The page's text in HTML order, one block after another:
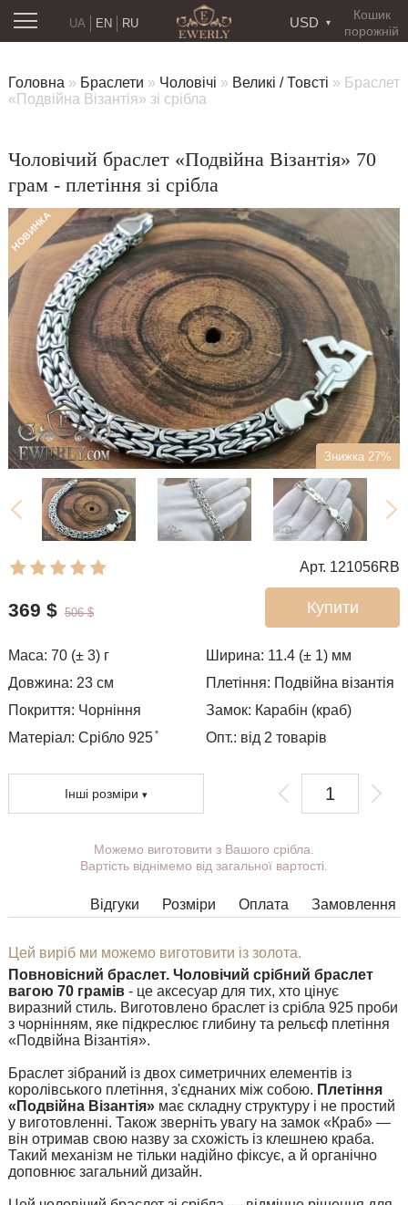
Кошик
порожній
USD
RU
UA EN
Головна » Браслети » Чоловічі » Великі / Товсті » Браслет
«Подвійна Візантія» зі срібла
Чоловічий браслет «Подвійна Візантія» 70
грам - плетіння зі срібла
НОВИНКА
Знижка 27%
Арт. 121056RB
Купити
369 $ 506 $
Маса: 70 (± 3) г Ширина: 11.4 (± 1) мм
Довжина: 23 см Плетіння: Подвійна візантія
Покриття: Чорніння Замок: Карабін (краб)
Матеріал: Срібло 925 ̊
Опт.: від 2 товарів
Інші розміри
Ви можете вибрати покриття,
масу, довжину, ширину, замок.
ширини, довжини і маси не можна
зв'яжуться з Вами.
Можемо виготовити з Вашого срібла.
Вартість віднімемо від загальної вартості.
Відгуки Замовлення
Оплата
Розміри
Цей виріб ми можемо виготовити із золота.
Повновісний браслет. Чоловічий срібний браслет
вагою 70 грамів - це аксесуар для тих, хто цінує
виразний стиль. Виготовлено браслет із срібла 925 проби
з чорнінням, яке підкреслює глибину та рельєф плетіння
«Подвійна Візантія».
Браслет зібраний із двох симетричних елементів із
королівського плетіння, з'єднаних між собою. Плетіння
«Подвійна Візантія» має складну структуру і не простий
у виготовленні. Також зверніть увагу на замок «Краб» —
він отримав свою назву за схожість із клешнею краба.
Такий механізм не тільки надійно фіксує, а й органічно
доповнює загальний дизайн.